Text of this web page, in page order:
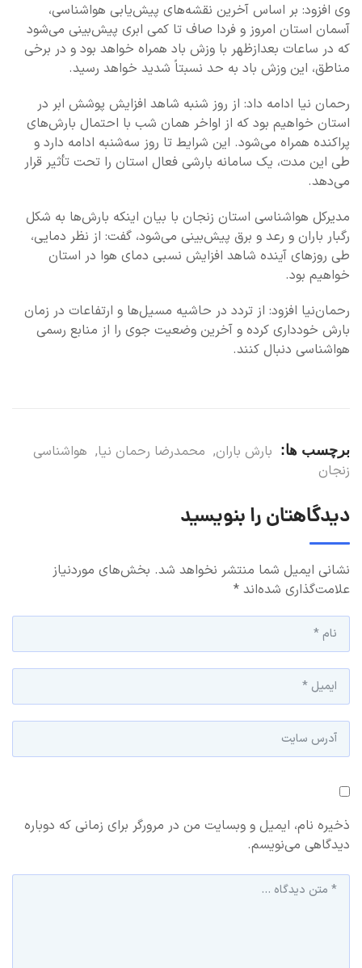
وی افزود: بر اساس آخرین نقشه‌های پیش‌یابی هواشناسی،
آسمان استان امروز و فردا صاف تا کمی ابری پیش‌بینی می‌شود
که در ساعات بعدازظهر با وزش باد همراه خواهد بود و در برخی
مناطق، این وزش باد به حد نسبتاً شدید خواهد رسید.
رحمان نیا ادامه داد: از روز شنبه شاهد افزایش پوشش ابر در
استان خواهیم بود که از اواخر همان شب با احتمال بارش‌های
پراکنده همراه می‌شود. این شرایط تا روز سه‌شنبه ادامه دارد و
طی این مدت، یک سامانه بارشی فعال استان را تحت تأثیر قرار
می‌دهد.
مدیرکل هواشناسی استان زنجان با بیان اینکه بارش‌ها به شکل
رگبار باران و رعد و برق پیش‌بینی می‌شود، گفت: از نظر دمایی،
طی روزهای آینده شاهد افزایش نسبی دمای هوا در استان
خواهیم بود.
رحمان‌نیا افزود: از تردد در حاشیه مسیل‌ها و ارتفاعات در زمان
بارش خودداری کرده و آخرین وضعیت جوی را از منابع رسمی
هواشناسی دنبال کنند.
برچسب ها: بارش باران, محمدرضا رحمان نیا, هواشناسی
زنجان
دیدگاهتان را بنویسید
نشانی ایمیل شما منتشر نخواهد شد. بخش‌های موردنیاز
علامت‌گذاری شده‌اند *
ذخیره نام، ایمیل و وبسایت من در مرورگر برای زمانی که دوباره
دیدگاهی می‌نویسم.